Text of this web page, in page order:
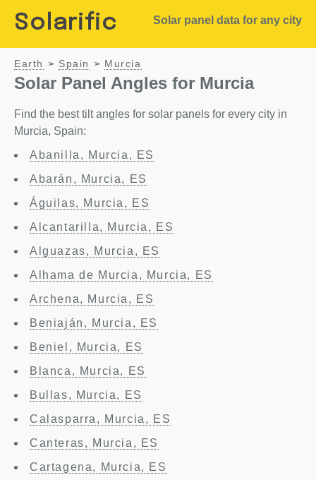
Solarific Solar panel data for any city
Earth > Spain > Murcia
Solar Panel Angles for Murcia
Find the best tilt angles for solar panels for every city in
Murcia, Spain:
Abanilla, Murcia, ES
Abarán, Murcia, ES
Águilas, Murcia, ES
Alcantarilla, Murcia, ES
Alguazas, Murcia, ES
Alhama de Murcia, Murcia, ES
Archena, Murcia, ES
Beniaján, Murcia, ES
Beniel, Murcia, ES
Blanca, Murcia, ES
Bullas, Murcia, ES
Calasparra, Murcia, ES
Canteras, Murcia, ES
Cartagena, Murcia, ES